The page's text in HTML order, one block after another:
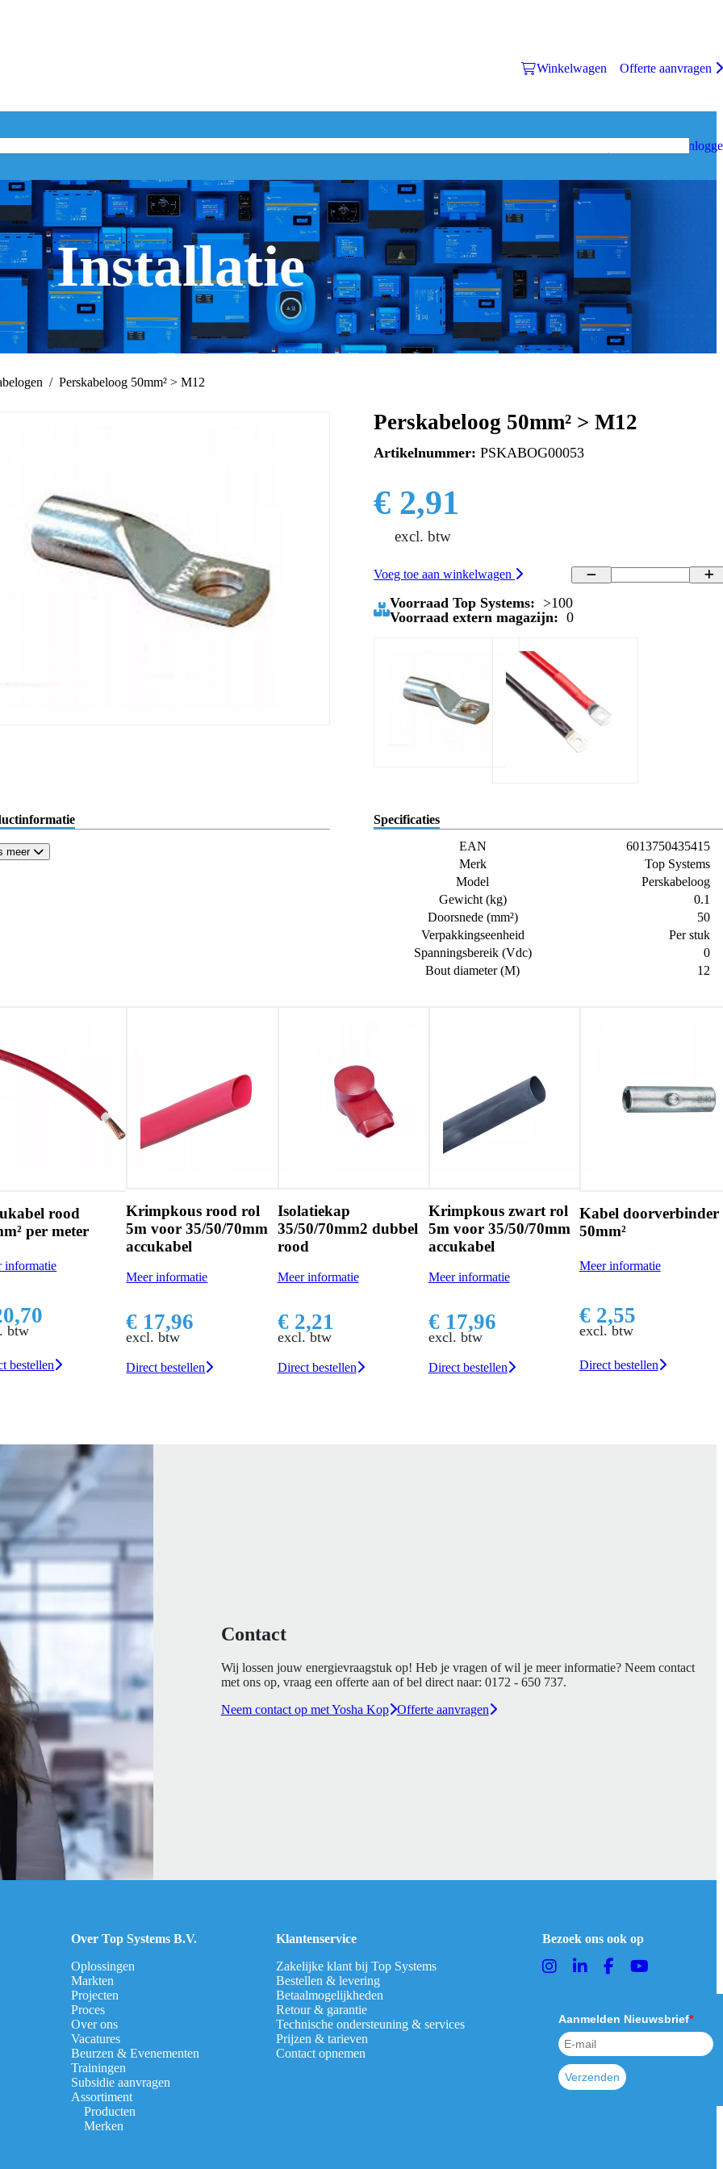
Winkelwagen Offerte aanvragen
Installatie
Perskabeloog 50mm² > M12
Perskabeloog 50mm² > M12
Artikelnummer: PSKABOG00053
€ 2,91
excl. btw
Voeg toe aan winkelwagen
Voorraad Top Systems: >100
Voorraad extern magazijn: 0
meer
Specificaties
EAN
6013750435415
Merk
Top Systems
Model
Perskabeloog
Gewicht (kg)
0.1
Doorsnede (mm²)
50
Verpakkingseenheid
Per stuk
Spanningsbereik (Vdc)
0
Bout diameter (M)
12
rood
per meter
informatie
btw
bestellen
Krimpkous rood rol
5m voor 35/50/70mm
accukabel
Meer informatie
€ 17,96
excl. btw
Direct bestellen
Isolatiekap
35/50/70mm2 dubbel
rood
Meer informatie
€ 2,21
excl. btw
Direct bestellen
Krimpkous zwart rol
5m voor 35/50/70mm
accukabel
Meer informatie
€ 17,96
excl. btw
Direct bestellen
Kabel doorverbinder
50mm²
Meer informatie
€ 2,55
excl. btw
Direct bestellen
Contact
Wij lossen jouw energievraagstuk op! Heb je vragen of wil je meer informatie? Neem contact
met ons op, vraag een offerte aan of bel direct naar: 0172 - 650 737.
Neem contact op met Yosha Kop Offerte aanvragen
Over Top Systems B.V.
Oplossingen
Markten
Projecten
Proces
Over ons
Vacatures
Beurzen & Evenementen
Trainingen
Subsidie aanvragen
Assortiment
Producten
Merken
Klantenservice
Zakelijke klant bij Top Systems
Bestellen & levering
Betaalmogelijkheden
Retour & garantie
Technische ondersteuning & services
Prijzen & tarieven
Contact opnemen
Bezoek ons ook op
Aanmelden Nieuwsbrief*
Verzenden